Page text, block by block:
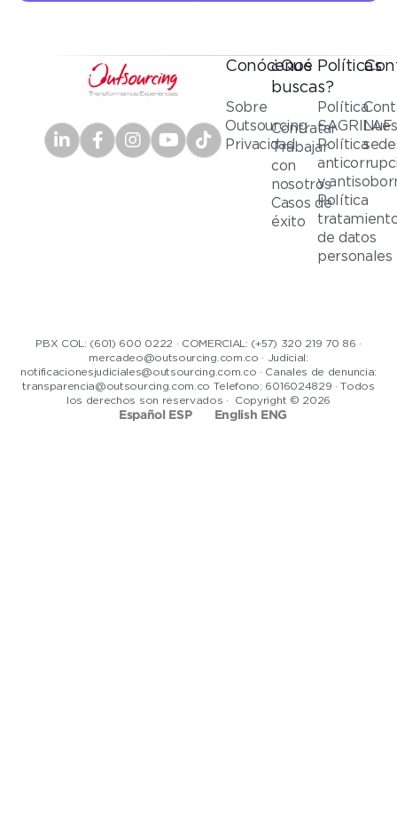
Conócenos
Sobre
Outsourcing
Privacidad
¿Qué
buscas?
Contratar
Trabajar
con
nosotros
Casos de
éxito
Políticas
Política
SAGRILAF
Política
y
Política
de datos
personales
PBX COL: (601) 600 0222 · COMERCIAL: (+57) 320 219 70 86 ·
mercadeo@outsourcing.com.co · Judicial:
notificacionesjudiciales@outsourcing.com.co · Canales de denuncia:
transparencia@outsourcing.com.co Telefono: 6016024829 · Todos
los derechos son reservados · Copyright © 2026
Español ESP English ENG